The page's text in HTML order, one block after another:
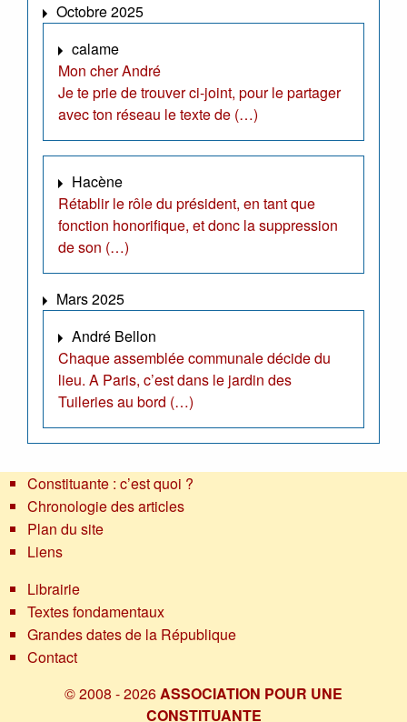
Octobre 2025
calame
Mon cher André
Je te prie de trouver ci-joint, pour le partager
avec ton réseau le texte de (…)
Hacène
Rétablir le rôle du président, en tant que
fonction honorifique, et donc la suppression
de son (…)
Mars 2025
André Bellon
Chaque assemblée communale décide du
lieu. A Paris, c’est dans le jardin des
Tuileries au bord (…)
Constituante : c’est quoi ?
Chronologie des articles
Plan du site
Liens
Librairie
Textes fondamentaux
Grandes dates de la République
Contact
© 2008 - 2026ASSOCIATION POUR UNE
CONSTITUANTE